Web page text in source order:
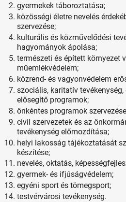
gyermekek táboroztatása;
közösségi életre nevelés
szervezése;
kulturális és közművelődési
hagyományok ápolása;
természeti és épített környezet
műemlékvédelem;
közrend- és vagyonvédelem
szociális, karitatív tevékenység,
elősegítő programok;
önkéntes programok
civil szervezetek és az
tevékenység előmozdítása;
helyi lakosság tájékoztatását
készítése;
nevelés, oktatás,
gyermek- és ifjúságvédelem;
egyéni sport és tömegsport;
testvérvárosi tevékenység.